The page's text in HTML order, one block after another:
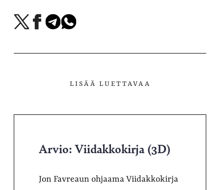
Jaa
X-
Jaa
Facebookissa
Jaa
Telegramissa
Jaa
WhatsAppissa
LISÄÄ LUETTAVAA
Arvio: Viidakkokirja (3D)
Jon Favreaun ohjaama Viidakkokirja